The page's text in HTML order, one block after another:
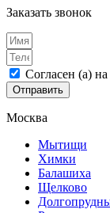
Заказать звонок
Согласен (а)
Отправить
Москва
Мытищи
Химки
Балашиха
Щелково